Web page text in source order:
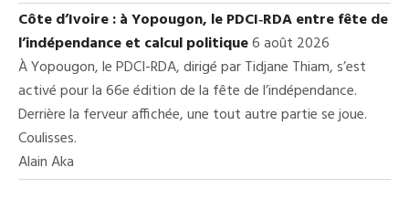
Côte d’Ivoire : à Yopougon, le PDCI‑RDA entre fête de
l’indépendance et calcul politique6 août 2026
À Yopougon, le PDCI-RDA, dirigé par Tidjane Thiam, s’est
activé pour la 66e édition de la fête de l’indépendance.
Derrière la ferveur affichée, une tout autre partie se joue.
Coulisses.
Alain Aka